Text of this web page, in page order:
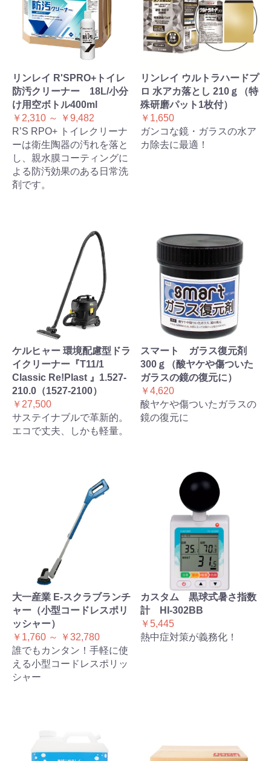
リンレイ R'SPRO+トイレ
防汚クリーナー 18L/小分
け用空ボトル400ml
￥2,310 ～ ￥9,482
R’S RPO+ トイレクリーナ
ーは衛生陶器の汚れを落と
し、親水膜コーティングに
よる防汚効果のある日常洗
剤です。
リンレイ ウルトラハードプ
ロ 水アカ落とし 210ｇ（特
殊研磨パット1枚付）
￥1,650
ガンコな鏡・ガラスの水ア
カ除去に最適！
ケルヒャー 環境配慮型ドラ
イクリーナー『T11/1
Classic Re!Plast 』1.527-
210.0（1527-2100）
￥27,500
サステイナブルで革新的。
エコで丈夫、しかも軽量。
スマート ガラス復元剤
300ｇ（酸ヤケや傷ついた
ガラスの鏡の復元に）
￥4,620
酸ヤケや傷ついたガラスの
鏡の復元に
大一産業 E-スクラブランチ
ャー（小型コードレスポリ
ッシャー）
￥1,760 ～ ￥32,780
誰でもカンタン！手軽に使
える小型コードレスポリッ
シャー
カスタム 黒球式暑さ指数
計 HI-302BB
￥5,445
熱中症対策が義務化！